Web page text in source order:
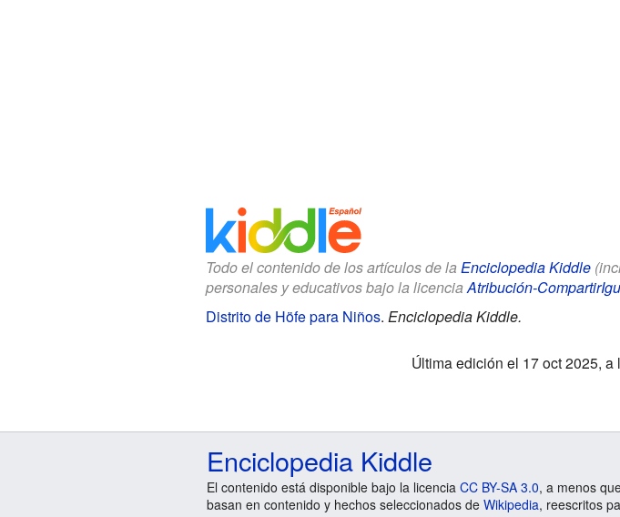
Todo el contenido de los artículos de la Enciclopedia Kiddle
personales y educativos bajo la licenciaAtribución-
Distrito de Höfe para Niños. Enciclopedia Kiddle.
Última edición el 17 oct 2025, a
Enciclopedia Kiddle
El contenido está disponible bajo la licencia CC BY-SA 3.0, a menos
basan en contenido y hechos seleccionados de Wikipedia, reescritos